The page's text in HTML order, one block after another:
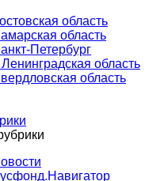
область
область
Петербург
Ленинградская область
область